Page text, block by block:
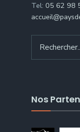
Tel: 05 62 98
Nos